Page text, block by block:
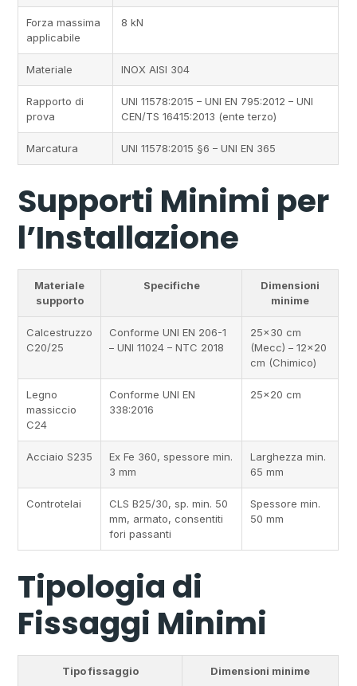
Forza massima
applicabile
8 kN
Materiale INOX AISI 304
Rapporto di
prova
UNI 11578:2015 – UNI EN 795:2012 – UNI
CEN/TS 16415:2013 (ente terzo)
Marcatura UNI 11578:2015 §6 – UNI EN 365
Supporti Minimi per
l’Installazione
Materiale
supporto
Specifiche
Dimensioni
minime
Calcestruzzo
C20/25
Conforme UNI EN 206-1
– UNI 11024 – NTC 2018
25×30 cm
(Mecc) – 12×20
cm (Chimico)
Legno
massiccio
C24
Conforme UNI EN
338:2016
25×20 cm
Acciaio S235
Ex Fe 360, spessore min.
3 mm
Larghezza min.
65 mm
Controtelai
CLS B25/30, sp. min. 50
mm, armato, consentiti
fori passanti
Spessore min.
50 mm
Tipologia di
Fissaggi Minimi
Tipo fissaggio Dimensioni minime